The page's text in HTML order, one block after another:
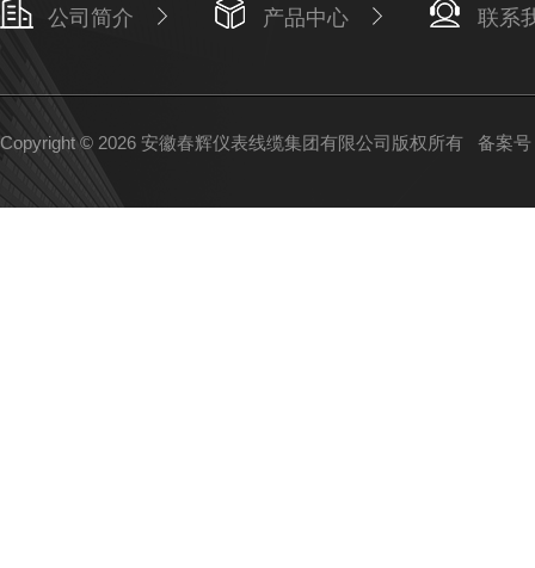
公司简介 产品中心 联系
Copyright © 2026 安徽春辉仪表线缆集团有限公司版权所有 备案号